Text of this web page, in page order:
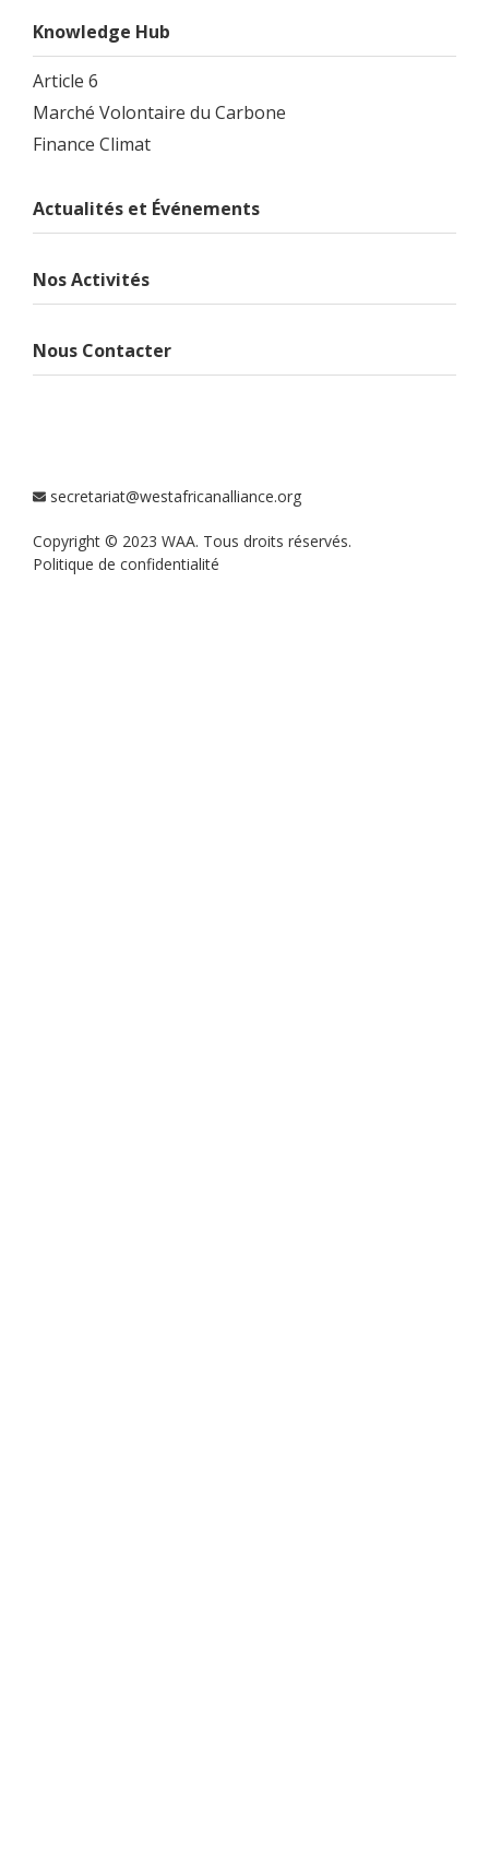
Knowledge Hub
Article 6
Marché Volontaire du Carbone
Finance Climat
Actualités et Événements
Nos Activités
Nous Contacter
secretariat@westafricanalliance.org
Copyright © 2023 WAA. Tous droits réservés.
Politique de confidentialité